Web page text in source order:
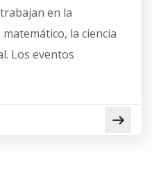
en la
la ciencia
Los eventos